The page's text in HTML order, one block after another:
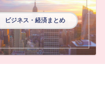
ビジネス・経済まとめ